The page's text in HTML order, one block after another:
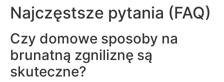
Najczęstsze pytania (FAQ)
Czy domowe sposoby na
brunatną zgniliznę są
skuteczne?